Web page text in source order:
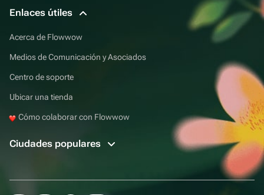
Enlaces útiles
Acerca de Flowwow
Medios de Comunicación y Asociados
Centro de soporte
Ubicar una tienda
Cómo colaborar con Flowwow
Ciudades populares